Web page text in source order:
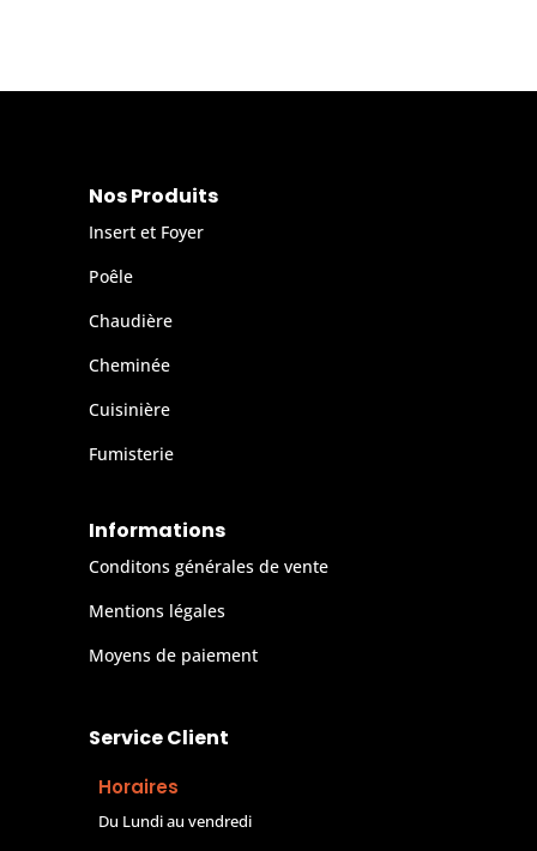
Nos Produits
Insert et Foyer
Poêle
Chaudière
Cheminée
Cuisinière
Fumisterie
Informations
Conditons générales de vente
Mentions légales
Moyens de paiement
Service Client
Horaires
Du Lundi au vendredi